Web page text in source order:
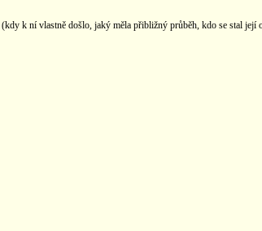
k ní vlastně došlo, jaký měla přibližný průběh, kdo se stal